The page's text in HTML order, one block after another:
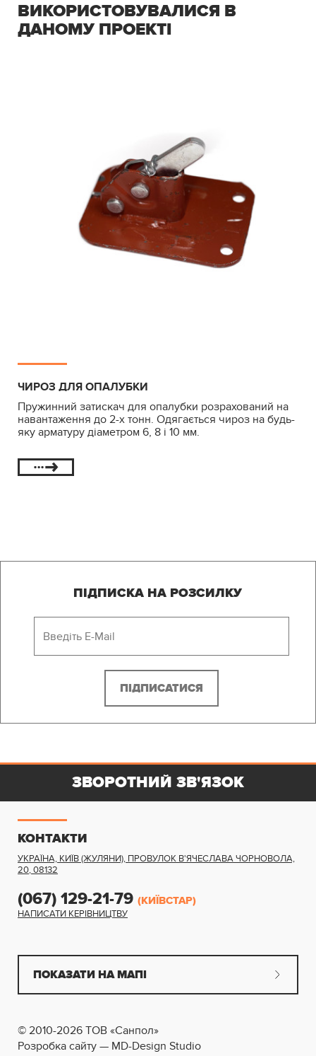
ВИКОРИСТОВУВАЛИСЯ В
ДАНОМУ ПРОЕКТІ
ЧИРОЗ ДЛЯ ОПАЛУБКИ
Пружинний затискач для опалубки розрахований на
навантаження до 2-х тонн. Одягається чироз на будь-
яку арматуру діаметром 6, 8 і 10 мм.
ПІДПИСКА НА РОЗСИЛКУ
КОНТАКТИ
УКРАЇНА, КИЇВ (ЖУЛЯНИ), ПРОВУЛОК В'ЯЧЕСЛАВА ЧОРНОВОЛА,
20,08132
(067) 129-21-79 (КИЇВСТАР)
НАПИСАТИ КЕРІВНИЦТВУ
ПОКАЗАТИ НА МАПІ
© 2010-2026 ТОВ «Санпол»
Розробка сайту — MD-Design Studio
ЗВОРОТНИЙ ЗВ'ЯЗОК